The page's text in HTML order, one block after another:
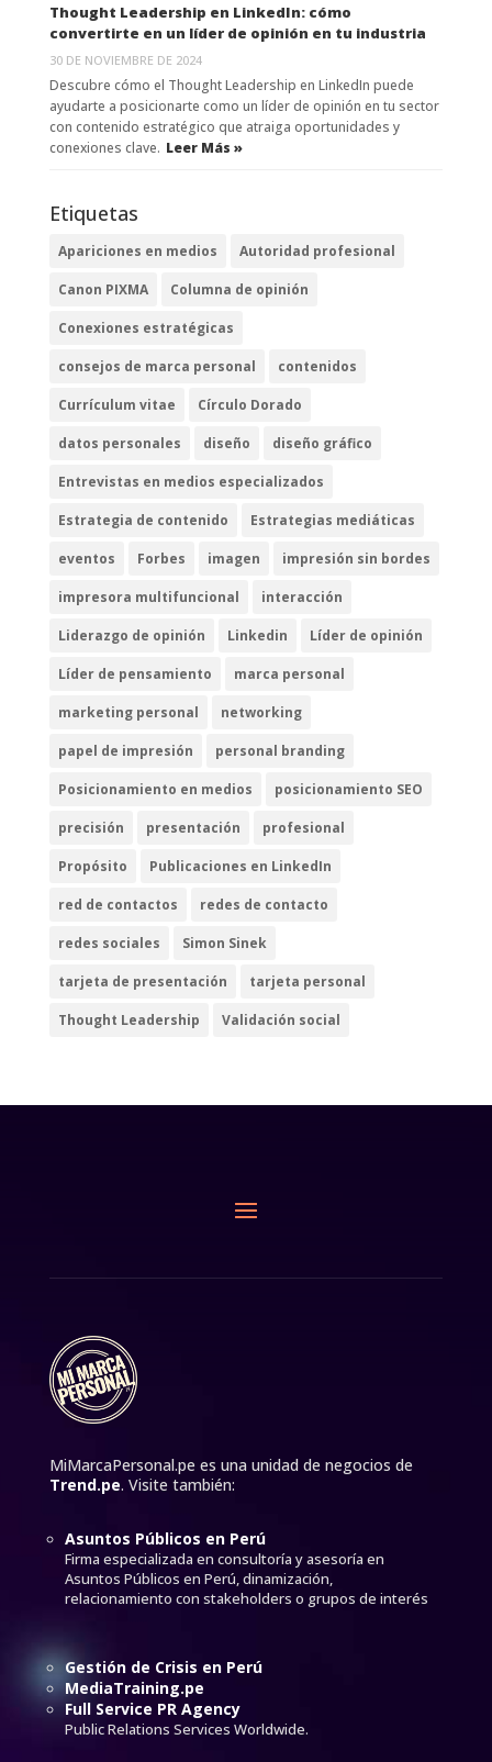
Thought Leadership en LinkedIn: cómo
convertirte en un líder de opinión en tu industria
30 DE NOVIEMBRE DE 2024
Descubre cómo el Thought Leadership en LinkedIn puede
ayudarte a posicionarte como un líder de opinión en tu sector
con contenido estratégico que atraiga oportunidades y
conexiones clave. Leer Más »
Etiquetas
Apariciones en medios Autoridad profesional
Canon PIXMA Columna de opinión
Conexiones estratégicas
consejos de marca personal contenidos
Currículum vitae Círculo Dorado
datos personales diseño diseño gráfico
Entrevistas en medios especializados
Estrategia de contenido Estrategias mediáticas
eventos Forbes imagen impresión sin bordes
impresora multifuncional interacción
Liderazgo de opinión Linkedin Líder de opinión
Líder de pensamiento marca personal
marketing personal networking
papel de impresión personal branding
Posicionamiento en medios posicionamiento SEO
precisión presentación profesional
Propósito Publicaciones en LinkedIn
red de contactos redes de contacto
redes sociales Simon Sinek
tarjeta de presentación tarjeta personal
Thought Leadership Validación social
MiMarcaPersonal.pe es una unidad de negocios de
Trend.pe. Visite también:
Asuntos Públicos en Perú
Firma especializada en consultoría y asesoría en
Asuntos Públicos en Perú, dinamización,
relacionamiento con stakeholders o grupos de interés
Gestión de Crisis en Perú
MediaTraining.pe
Full Service PR Agency
Public Relations Services Worldwide.